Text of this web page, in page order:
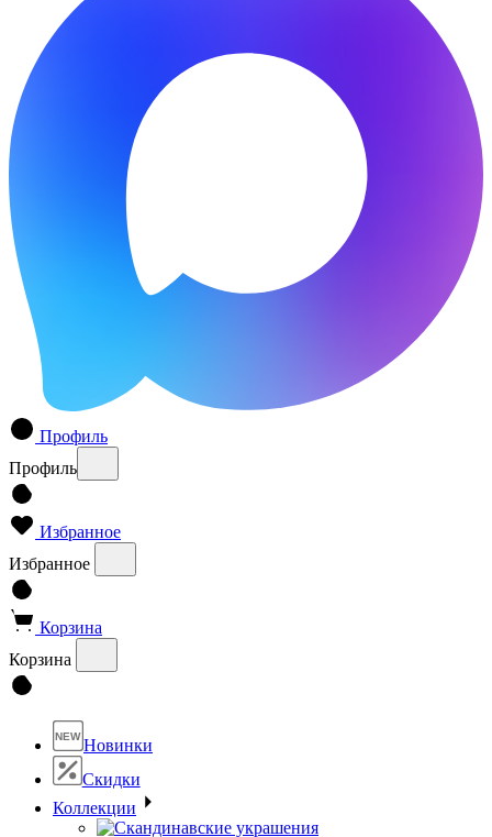
Профиль
Профиль
Избранное
Избранное
Корзина
Корзина
NEW Новинки
Скидки
Коллекции